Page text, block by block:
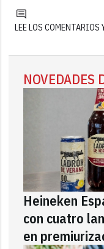
LEE LOS
NOVEDADES
Heineken
con cuatro
en